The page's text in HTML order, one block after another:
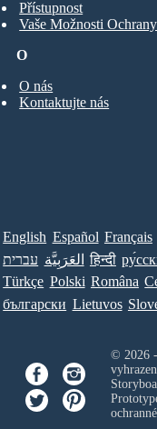
O
O nás
Kontaktujte nás
Přístupnost
Vaše Možnosti
English Español Français
עברית العَرَبِيَّة हिन्दी
Türkçe Polski Româna
български Lietuvos
© 2026